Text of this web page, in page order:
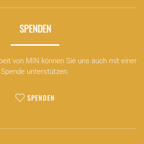
SPENDEN
von MIN können Sie uns auch mit einer
Spende unterstützen.
SPENDEN